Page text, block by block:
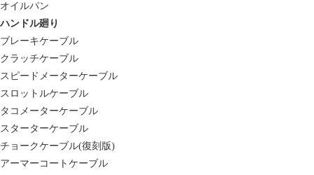
オイルパン
ハンドル廻り
ブレーキケーブル
クラッチケーブル
スピードメーターケーブル
スロットルケーブル
タコメーターケーブル
スターターケーブル
チョークケーブル(復刻版)
アーマーコートケーブル